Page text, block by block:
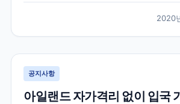
one-more-month-of-travel-
0715202.html...
2020
공지사항
아일랜드 자가격리 없이 입국